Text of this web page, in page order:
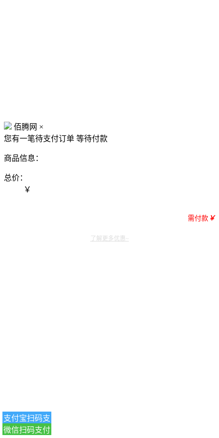
佰腾网 ×
您有一笔待支付订单 等待付款
商品信息：
总价：
￥
需付款 ￥
支付宝扫码支
付
微信扫码支付
了解更多优惠~